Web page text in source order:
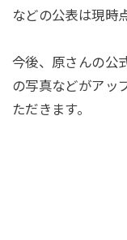
などの公表は現時
今後、原さんの公
の写真などがアッ
ただきます。